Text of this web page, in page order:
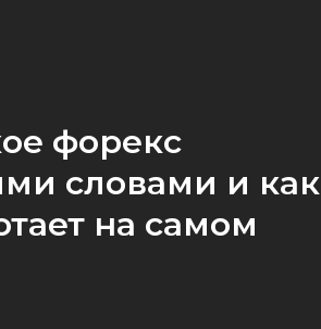
форекс
словами и как
на самом